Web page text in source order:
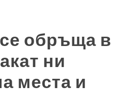
обръща в
ни
места и